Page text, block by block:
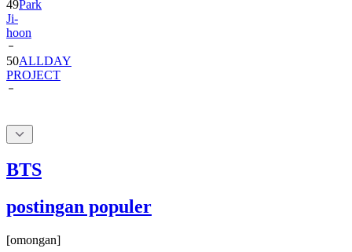
hoon
50ALLDAY
PROJECT
BTS
postingan populer
[omongan]